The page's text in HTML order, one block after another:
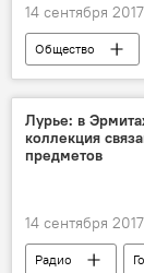
14 сентября
Общество
свалки
Лурье: в
коллекция
предметов
14 сентября
Радио